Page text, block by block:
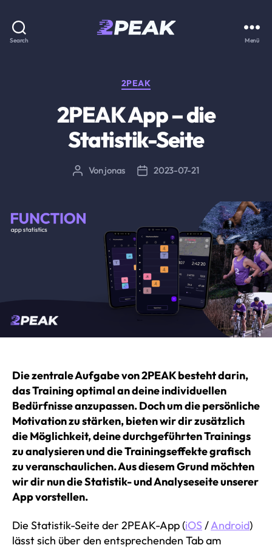
Search Menü
Kategorien
2PEAK
2PEAK App – die
Statistik-Seite
Beitragsautor
Vonjonas Beitragsdatum
2023-07-21
Die zentrale Aufgabe von 2PEAK besteht darin,
das Training optimal an deine individuellen
Bedürfnisse anzupassen. Doch um die persönliche
Motivation zu stärken, bieten wir dir zusätzlich
die Möglichkeit, deine durchgeführten Trainings
zu analysieren und die Trainingseffekte grafisch
zu veranschaulichen. Aus diesem Grund möchten
wir dir nun die Statistik- und Analyseseite unserer
App vorstellen.
Die Statistik-Seite der 2PEAK-App (iOS /Android)
lässt sich über den entsprechenden Tab am